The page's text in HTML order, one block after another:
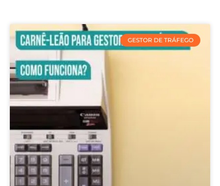
GESTOR DE TRÁFEGO